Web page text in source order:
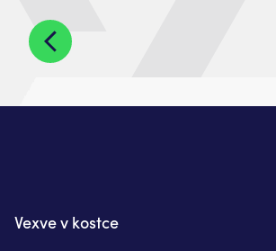
Vexve v kostce